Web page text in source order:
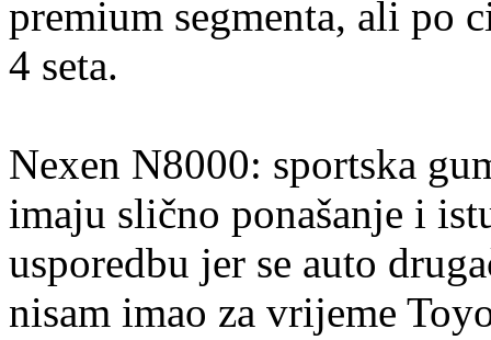
premium segmenta, ali po
4 seta.
Nexen N8000: sportska
imaju slično ponašanje i
usporedbu jer se auto
nisam imao za vrijeme